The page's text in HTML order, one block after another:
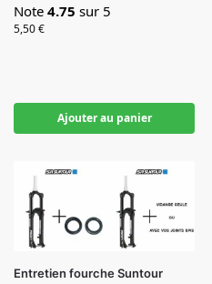
Note 4.75 sur 5
5,50€
Ajouter au panier
Entretien fourche Suntour